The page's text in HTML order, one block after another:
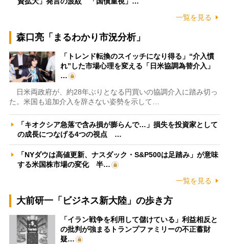
一覧を見る
森口亮「まるわかり市況分析」
「トレンド転換のスイッチになり得る」“介入慣
れ”した市場心理を変える「日米協調為替介入」
…
日米両政府が、約28年ぶりとなる円買いの協調介入に踏み切っ
た。米国も追加介入を辞さない姿勢を示して…
「キオクシア急落で含み損が膨らんで…」損失を投資家として
の成長につなげる4つの視点 …
「NYダウは高値更新、ナスダック・S&P500は足踏み」が意味
する米国株市場の変化 半…
一覧を見る
大前研一「ビジネス新大陸」の歩き方
「イラン戦争を利用して儲けている」利益相反と
の批判が強まるトランプファミリーの不正蓄財
疑…